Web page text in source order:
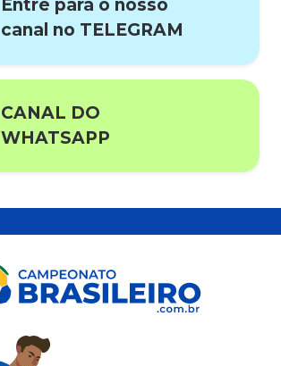
Entre para o nosso
canal no TELEGRAM
CANAL DO
WHATSAPP